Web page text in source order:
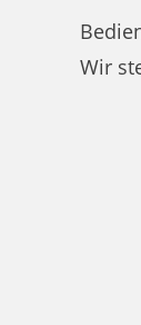
Wir